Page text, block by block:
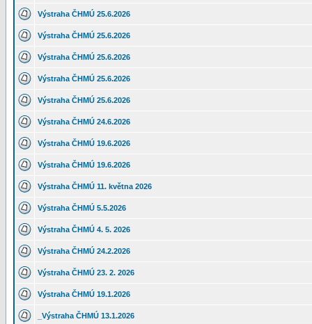
Výstraha ČHMÚ 25.6.2026
Výstraha ČHMÚ 25.6.2026
Výstraha ČHMÚ 25.6.2026
Výstraha ČHMÚ 25.6.2026
Výstraha ČHMÚ 25.6.2026
Výstraha ČHMÚ 24.6.2026
Výstraha ČHMÚ 19.6.2026
Výstraha ČHMÚ 19.6.2026
Výstraha ČHMÚ 11. května 2026
Výstraha ČHMÚ 5.5.2026
Výstraha ČHMÚ 4. 5. 2026
Výstraha ČHMÚ 24.2.2026
Výstraha ČHMÚ 23. 2. 2026
Výstraha ČHMÚ 19.1.2026
_Výstraha ČHMÚ 13.1.2026